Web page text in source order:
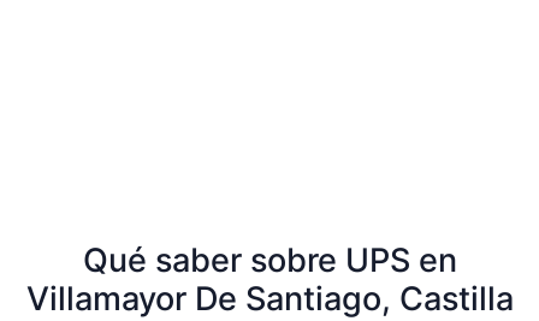
Qué saber sobre UPS en
Villamayor De Santiago, Castilla